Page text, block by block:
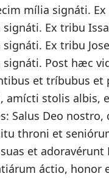
mília signáti.
Ex tribu
Ex tribu
Post hæc
et tríbubus
amícti stolis albis,
Salus Deo
throni et
et
áctio,